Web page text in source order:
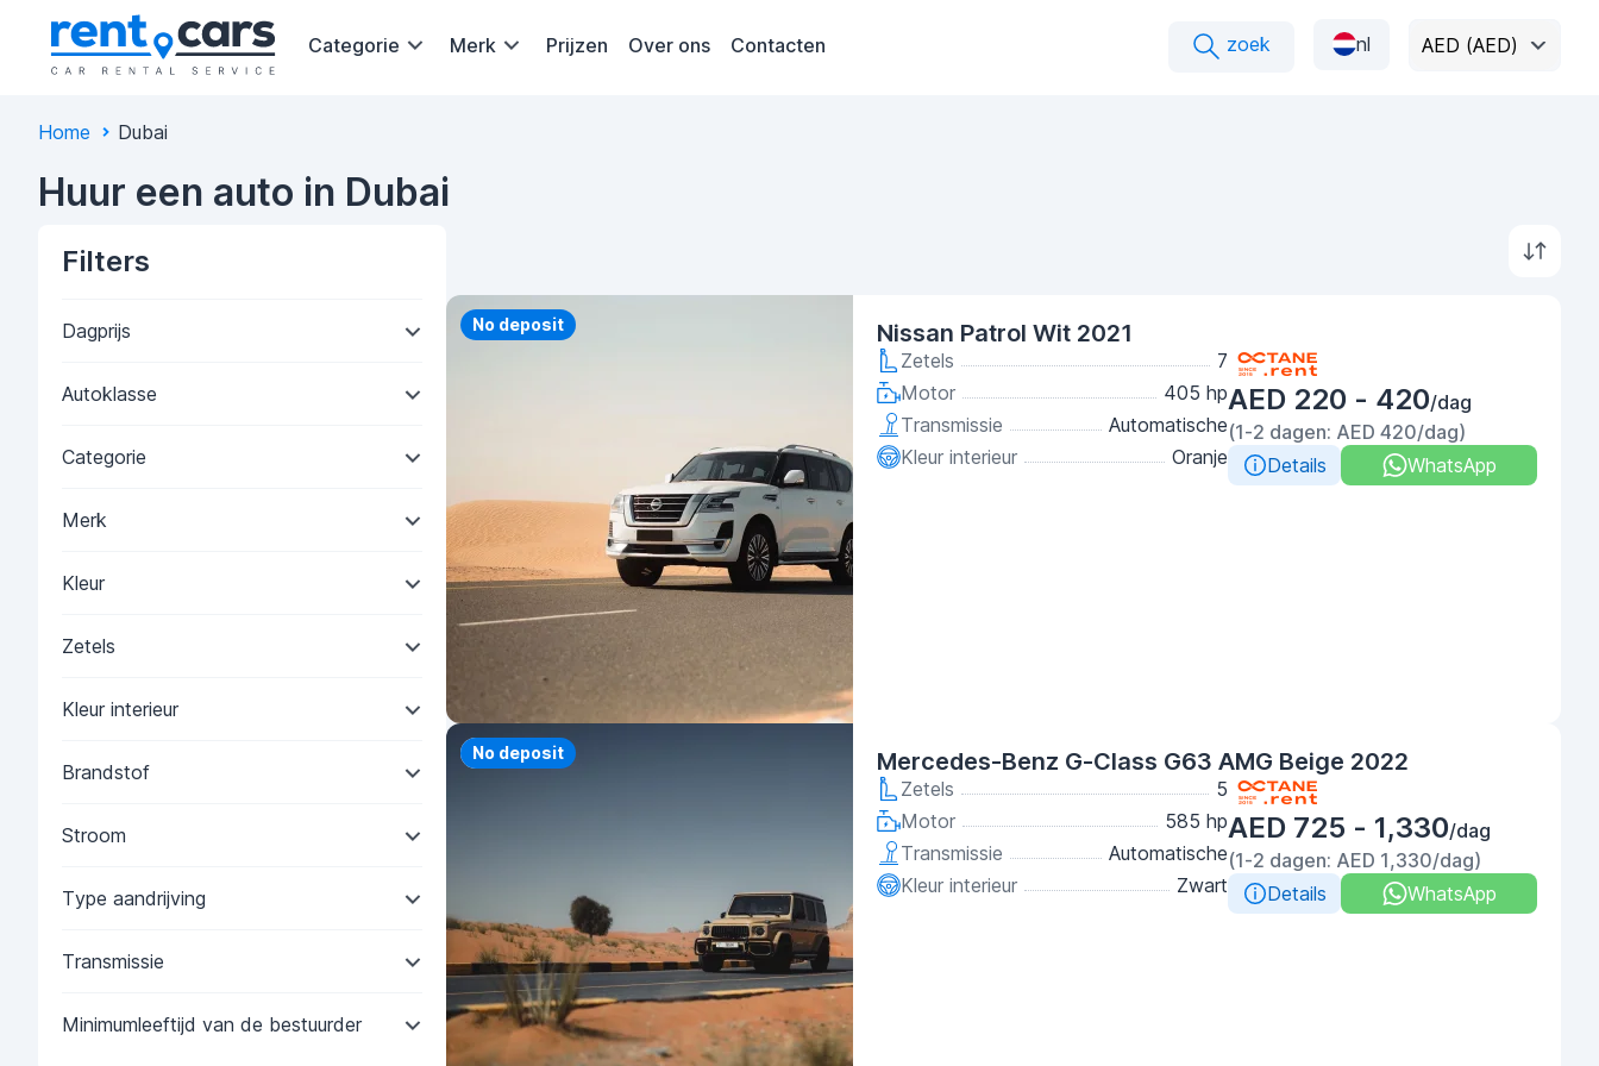
Categorie Merk Prijzen Over ons Contacten zoek nl AED (AED)
Home Dubai
Huur een auto in Dubai
Filters
Dagprijs
Autoklasse
Categorie
Merk
Kleur
Zetels
Kleur interieur
Brandstof
Stroom
Type aandrijving
Transmissie
Minimumleeftijd van de bestuurder
Priority
No deposit Nissan Patrol Wit 2021
Zetels
7
Motor
405 hp
Transmissie
Automatische
Kleur interieur
Oranje
AED 220 - 420/dag
(1-2 dagen: AED 420/dag)
Details
WhatsApp
Priority
No deposit Mercedes-Benz G-Class G63 AMG Beige 2022
Zetels
5
Motor
585 hp
Transmissie
Automatische
Kleur interieur
Zwart
AED 725 - 1,330/dag
(1-2 dagen: AED 1,330/dag)
Details
WhatsApp